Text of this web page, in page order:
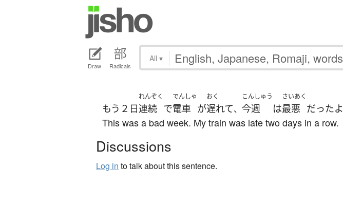
Draw Radicals
All ▾
もう ２日
れんぞく
連続 で
でんしゃ
電車 が
おく
遅れて、
こんしゅう
今週 は
さいあく
最悪 だったよ
This was a bad week. My train was late two days in a row.
Discussions
Log in to talk about this sentence.